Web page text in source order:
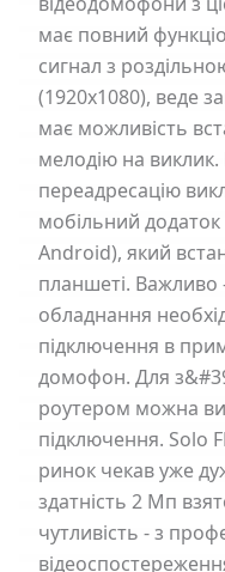
має повний
сигнал з
(1920х1080), веде
має можливість
мелодію на
переадресацію
мобільний
Android), який
планшеті. Важливо
обладнання
підключення в
домофон. Для
роутером можна
підключення. Solo
ринок чекав уже
здатність 2 Мп
чутливість - з